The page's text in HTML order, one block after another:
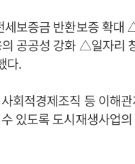
보증금 반환보증 확대
공공성 강화 △일자리
다.
회적경제조직 등 이해
있도록 도시재생사업